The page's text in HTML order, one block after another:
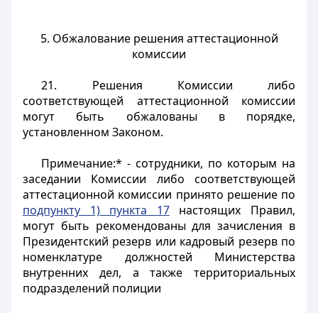
5. Обжалование решения аттестационной
комиссии
21. Решения Комиссии либо
соответствующей аттестационной комиссии
могут быть обжалованы в порядке,
установленном Законом.
Примечание:* - сотрудники, по которым на
заседании Комиссии либо соответствующей
аттестационной комиссии принято решение по
подпункту 1) пункта 17настоящих Правил,
могут быть рекомендованы для зачисления в
Президентский резерв или кадровый резерв по
номенклатуре должностей Министерства
внутренних дел, а также территориальных
подразделений полиции